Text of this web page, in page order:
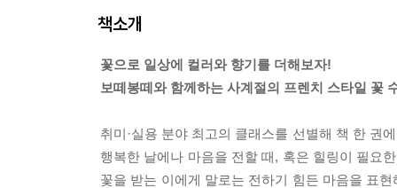
책소개
꽃으로 일상에 컬러와 향기를 더해보자!
보떼봉떼와 함께하는 사계절의 프렌치 스타일 꽃
취미·실용 분야 최고의 클래스를 선별해 책 한 권
행복한 날에나 마음을 전할 때, 혹은 힐링이 필요
꽃을 받는 이에게 말로는 전하기 힘든 마음을 표